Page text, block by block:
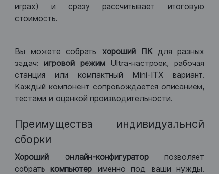
играх) и сразу рассчитывает итоговую
стоимость.
Вы можете собрать хороший ПКдля разных
задач: игровой режим Ultra-настроек, рабочая
станция или компактный Mini-ITX вариант.
Каждый компонент сопровождается описанием,
тестами и оценкой производительности.
Преимущества индивидуальной
сборки
Хороший онлайн-конфигураторпозволяет
собрать компьютер именно под ваши нужды.